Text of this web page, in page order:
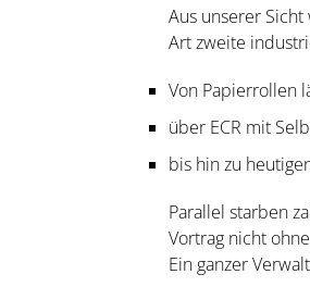
Aus unserer
Art zweite
Von Papierrollen
über ECR mit
bis hin zu
Parallel starben
Vortrag nicht
Ein ganzer